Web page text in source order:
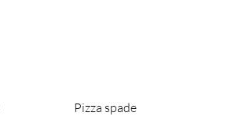
Pizza spade